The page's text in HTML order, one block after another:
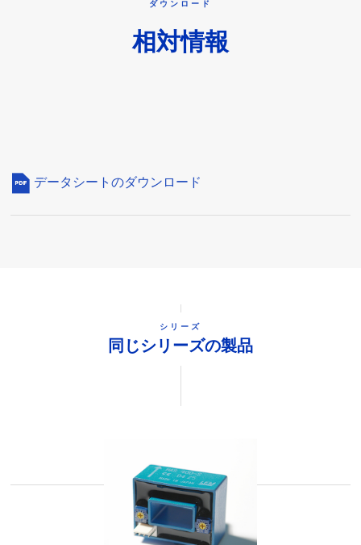
ダウンロード
相対情報
データシートのダウンロード
シリーズ
同じシリーズの製品